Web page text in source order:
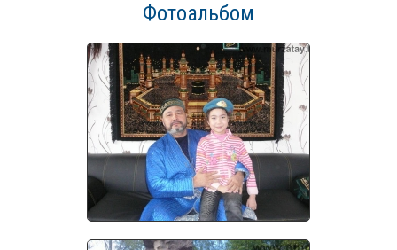
Фотоальбом